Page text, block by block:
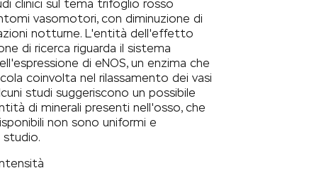
clinici sul tema trifoglio rosso
vasomotori, con diminuzione di
notturne. L'entità dell'effetto
di ricerca riguarda il sistema
di eNOS, un enzima che
coinvolta nel rilassamento dei vasi
studi suggeriscono un possibile
di minerali presenti nell'osso, che
non sono uniformi e